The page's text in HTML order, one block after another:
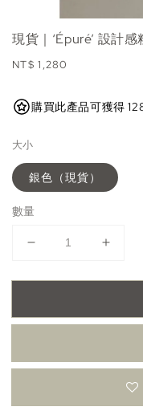
現貨｜‘Épuré’ 設計
Regular
NT$ 1,280
購買此產品可獲得
大小
銀色（現貨）
數量